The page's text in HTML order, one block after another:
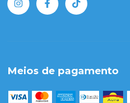
Meios de pagamento